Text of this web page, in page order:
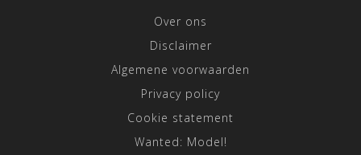
Over ons
Disclaimer
Algemene voorwaarden
Privacy policy
Cookie statement
Wanted: Model!